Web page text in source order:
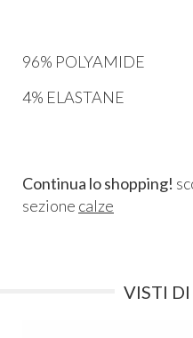
96% POLYAMIDE
4% ELASTANE
Continua lo shopping!
sezione calze
VISTI